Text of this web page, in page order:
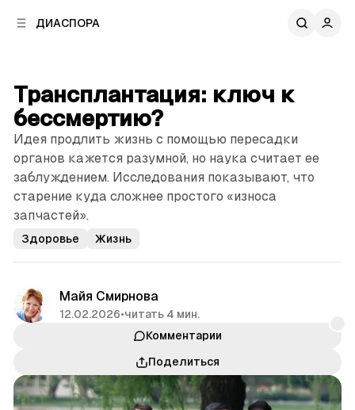
ДИАСПОРА
Трансплантация: ключ к
бессмертию?
Идея продлить жизнь с помощью пересадки
органов кажется разумной, но наука считает ее
заблуждением. Исследования показывают, что
старение куда сложнее простого «износа
запчастей».
Здоровье Жизнь
Майя Смирнова
12.02.2026•читать 4 мин.
Комментарии
Поделиться